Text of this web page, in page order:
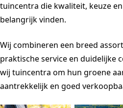
tuincentra die kwaliteit, keuze
belangrijk vinden.
Wij combineren een breed
praktische service en duidelijke
wij tuincentra om hun groene
aantrekkelijk en goed